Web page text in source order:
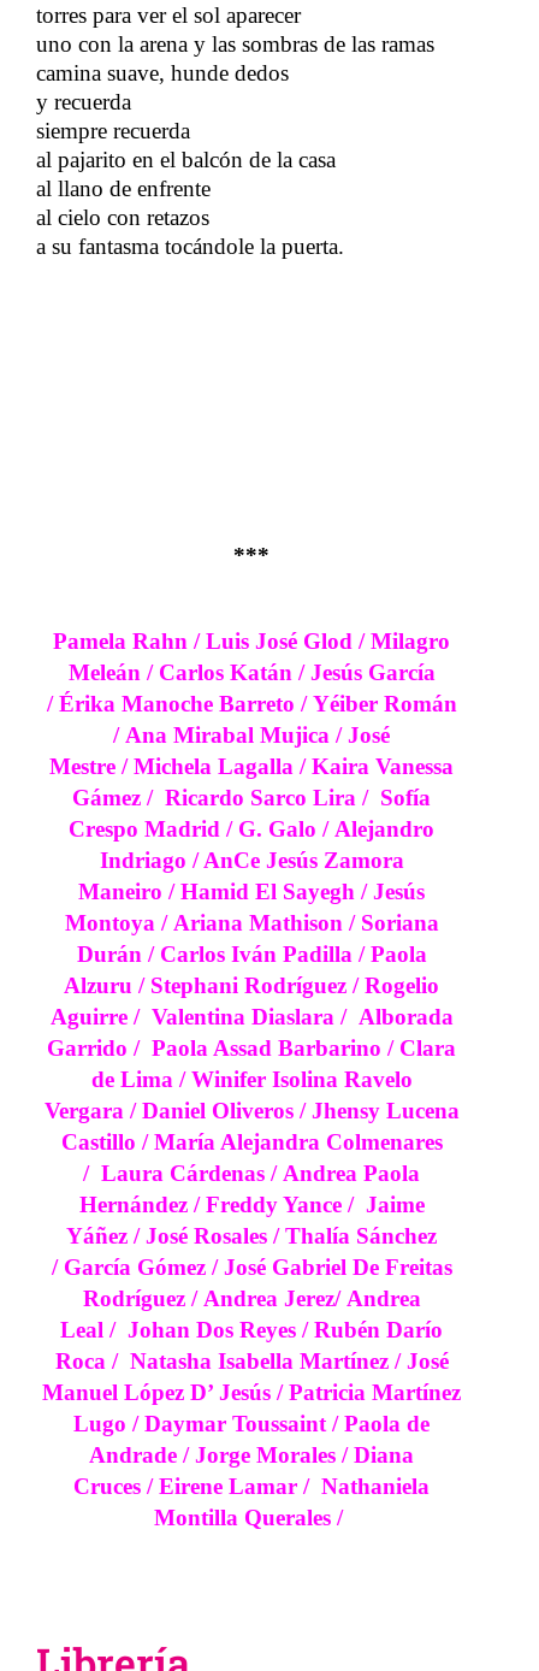
torres para ver el sol aparecer
uno con la arena y las sombras de las ramas
camina suave, hunde dedos
y recuerda
siempre recuerda
al pajarito en el balcón de la casa
al llano de enfrente
al cielo con retazos
a su fantasma tocándole la puerta.
***
Pamela Rahn /Luis José Glod /Milagro
Meleán / Carlos Katán /Jesús García
/Érika Manoche Barreto /Yéiber Román
/ Ana Mirabal Mujica /José
Mestre /Michela Lagalla /Kaira Vanessa
Gámez / Ricardo Sarco Lira / Sofía
Crespo Madrid / G. Galo / Alejandro
Indriago / AnCe Jesús Zamora
Maneiro /Hamid El Sayegh / Jesús
Montoya / Ariana Mathison / Soriana
Durán / Carlos Iván Padilla /Paola
Alzuru / Stephani Rodríguez /Rogelio
Aguirre/ Valentina Diaslara / Alborada
Garrido / Paola Assad Barbarino / Clara
de Lima /Winifer Isolina Ravelo
Vergara /Daniel Oliveros/Jhensy Lucena
Castillo /María Alejandra Colmenares
/ Laura Cárdenas / Andrea Paola
Hernández/Freddy Yance / Jaime
Yáñez /José Rosales /Thalía Sánchez
/ García Gómez/José Gabriel De Freitas
Rodríguez/ Andrea Jerez/ Andrea
Leal / Johan Dos Reyes /Rubén Darío
Roca / Natasha Isabella Martínez/José
Manuel López D’ Jesús /Patricia Martínez
Lugo /Daymar Toussaint /Paola de
Andrade /Jorge Morales /Diana
Cruces /Eirene Lamar / Nathaniela
Montilla Querales /